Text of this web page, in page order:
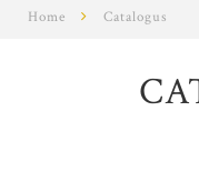
Home Catalogus